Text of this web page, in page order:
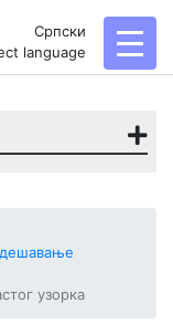
Српски
language
узорка